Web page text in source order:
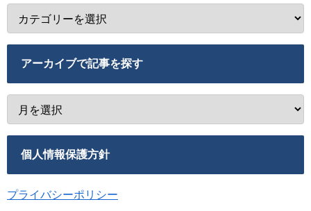
アーカイブで記事を探す
個人情報保護方針
プライバシーポリシー